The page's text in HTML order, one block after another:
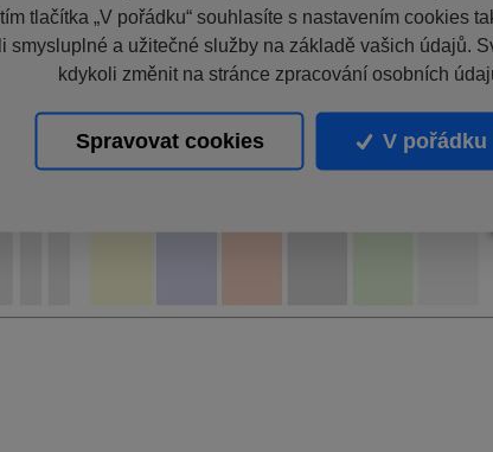
tlačítka „V pořádku“ souhlasíte s nastavením cookies
smysluplné a užitečné služby na základě vašich údajů.
kdykoli změnit na stránce zpracování osobních
Spravovat cookies V pořádku